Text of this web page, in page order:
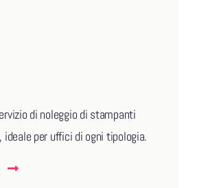
di noleggio di stampanti
ideale per uffici di ogni tipologia.